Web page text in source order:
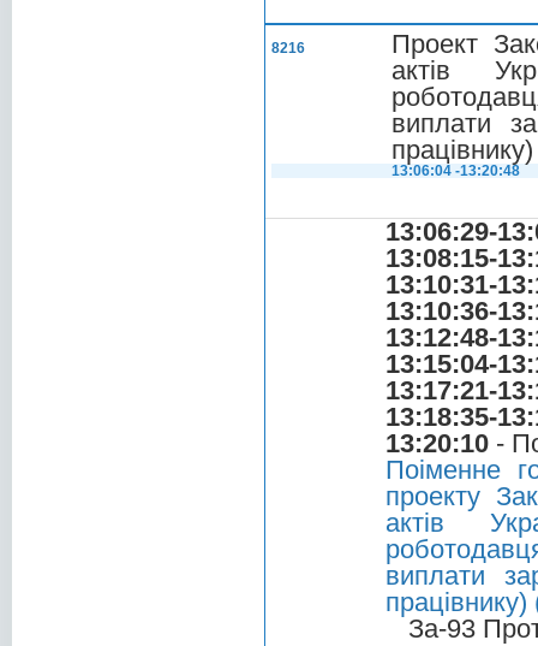
8216
Проект
актів
виплати
працівнику)
13:06:04 -13:20:48
13:06:29-
13:08:15-
13:10:31-
13:10:36-
13:12:48-
13:15:04-
13:17:21-
13:18:35-
13:20:10 -
Поіменне
проекту
актів
виплати
За-93